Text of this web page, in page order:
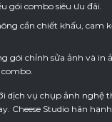
gói combo siêu ưu đãi.
cần chiết khấu, cam
gói chỉnh sửa ảnh và in
dịch vụ chụp ảnh nghệ
Cheese Studio hân